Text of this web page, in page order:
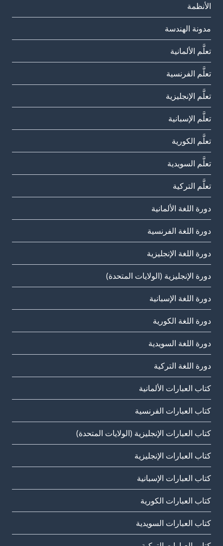
الأنظمة
مدونة الهندسة
تعلَّم الألمانية
تعلَّم الفرنسية
تعلَّم الإنجليزية
تعلَّم الإسبانية
تعلَّم الكورية
تعلَّم السويدية
تعلَّم التركية
دورة اللغة الألمانية
دورة اللغة الفرنسية
دورة اللغة الإنجليزية
دورة الإنجليزية (الولايات المتحدة)
دورة اللغة الإسبانية
دورة اللغة الكورية
دورة اللغة السويدية
دورة اللغة التركية
كتاب العبارات الألمانية
كتاب العبارات الفرنسية
كتاب العبارات الإنجليزية (الولايات المتحدة)
كتاب العبارات الإنجليزية
كتاب العبارات الإسبانية
كتاب العبارات الكورية
كتاب العبارات السويدية